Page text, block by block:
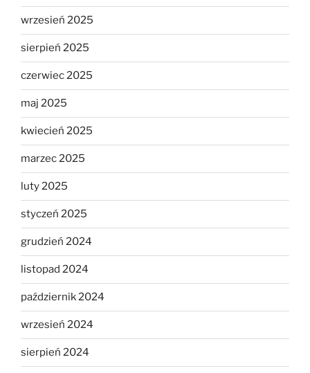
wrzesień 2025
sierpień 2025
czerwiec 2025
maj 2025
kwiecień 2025
marzec 2025
luty 2025
styczeń 2025
grudzień 2024
listopad 2024
październik 2024
wrzesień 2024
sierpień 2024